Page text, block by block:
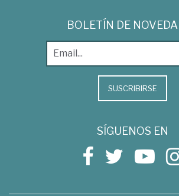
BOLETÍN DE
SUSCRIBIRSE
SÍGUENOS EN